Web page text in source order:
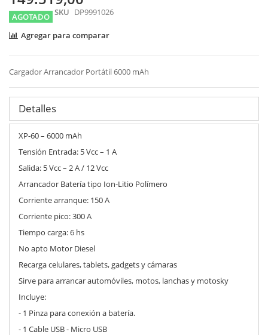
gallery
AGOTADO SKU DP9991026
Agregar para comparar
Cargador Arrancador Portátil 6000 mAh
Detalles
XP-60 – 6000 mAh
Tensión Entrada: 5 Vcc – 1 A
Salida: 5 Vcc – 2 A / 12 Vcc
Arrancador Batería tipo Ion-Litio Polímero
Corriente arranque: 150 A
Corriente pico: 300 A
Tiempo carga: 6 hs
No apto Motor Diesel
Recarga celulares, tablets, gadgets y cámaras
Sirve para arrancar automóviles, motos, lanchas y motosky
Incluye:
- 1 Pinza para conexión a batería.
- 1 Cable USB - Micro USB